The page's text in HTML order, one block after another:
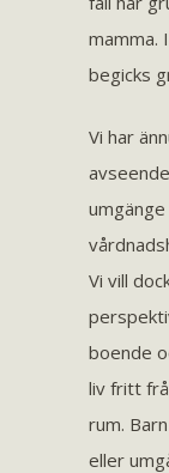
mamma.
begicks
Vi har
Vi vill
boende
liv fritt
rum.
eller